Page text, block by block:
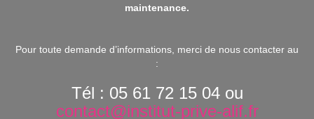
maintenance.
Pour toute demande d’informations, merci de nous contacter au
:
Tél : 05 61 72 15 04 ou
contact@institut-prive-alif.fr